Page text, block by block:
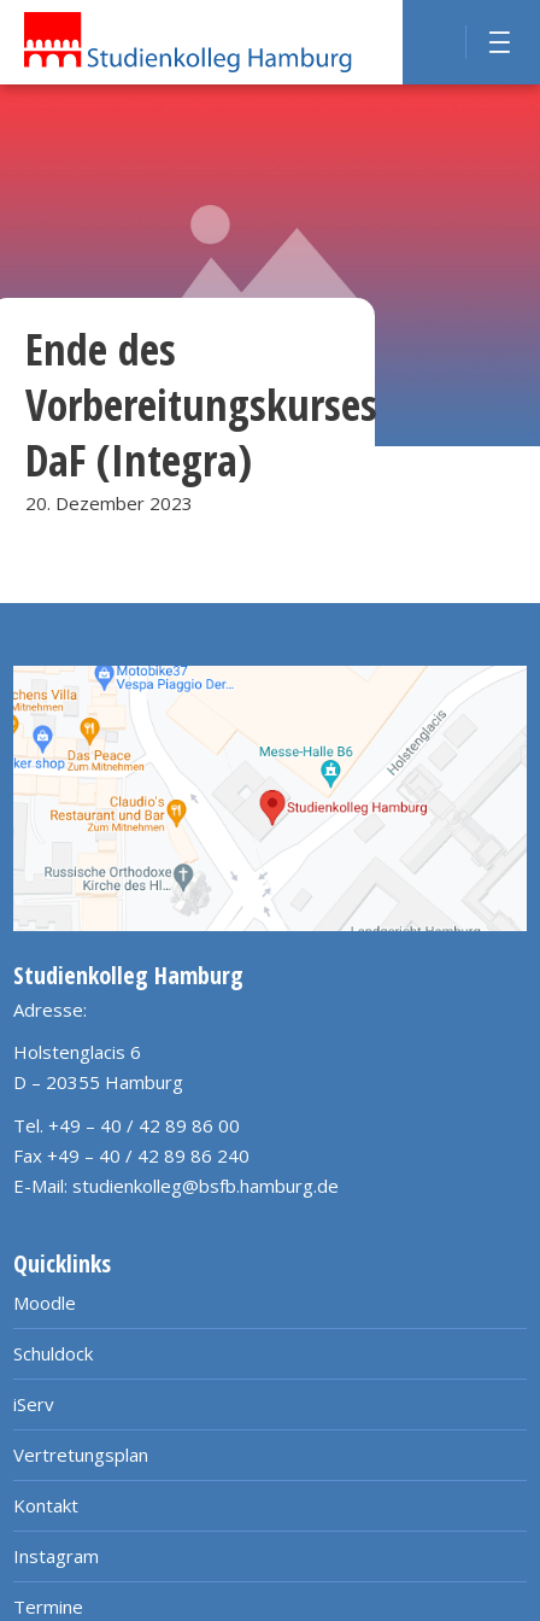
Ende des
Vorbereitungskurses
DaF (Integra)
20. Dezember 2023
Studienkolleg Hamburg
Adresse:
Holstenglacis 6
D – 20355 Hamburg
Tel. +49 – 40 / 42 89 86 00
Fax +49 – 40 / 42 89 86 240
E-Mail: studienkolleg@bsfb.hamburg.de
Quicklinks
Moodle
Schuldock
iServ
Vertretungsplan
Kontakt
Instagram
Termine